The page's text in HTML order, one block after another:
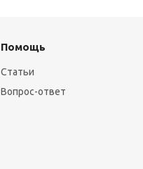
Помощь
Статьи
Вопрос-ответ